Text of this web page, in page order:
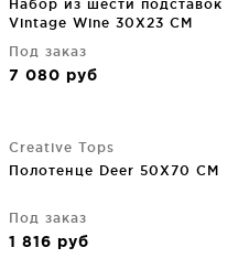
Набор из шести подставок
Vintage Wine 30X23 CM
Под заказ
7 080 руб
Creative Tops
Полотенце Deer 50X70 CM
Под заказ
1 816 руб